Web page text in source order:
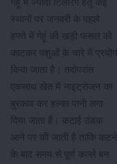
स्थानों पर जनवरी के पहले
हफ्ते में गेहूं की खड़ी फसल को
काटकर पशुओं के चारे में प्रयोग
किया जाता है। तदोपरांत
एकसाथ खेत में नाइट्रोजन का
बुरकाव कर हल्का पानी लगा ​
दिया जाता है। कटाई ठंडक
आने पर की जाती है ताकि ​कटने
के बाद समय से पूर्ण कल्ले बन